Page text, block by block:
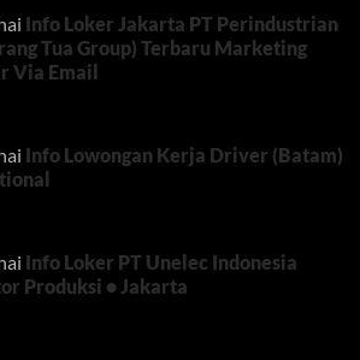
Info Loker Jakarta PT Perindustrian
Tua Group) Terbaru Marketing
Via Email
Info Lowongan Kerja Driver (Batam)
Info Loker PT Unelec Indonesia
Produksi • Jakarta